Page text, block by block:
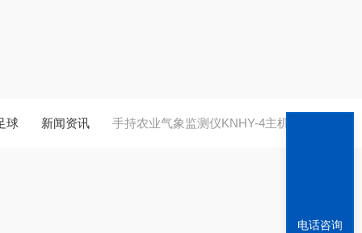
球 新闻资讯 手持农业气象监测仪KNHY-4主机简介
电话咨询